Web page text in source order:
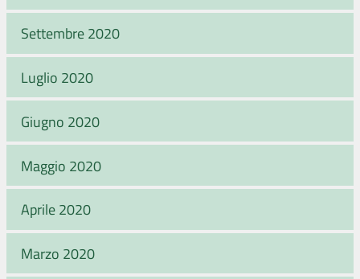
Settembre 2020
Luglio 2020
Giugno 2020
Maggio 2020
Aprile 2020
Marzo 2020